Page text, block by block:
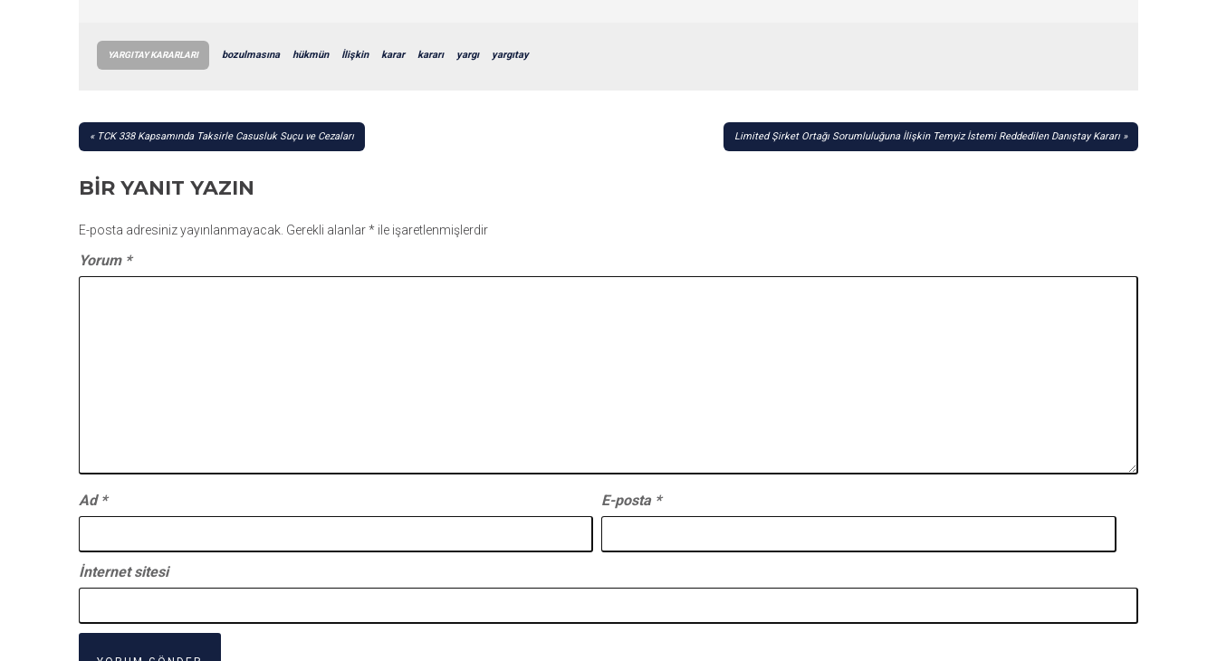
YARGITAY KARARLARI bozulmasına hükmün İlişkin karar kararı yargı yargıtay
YAZI
TCK 338 Kapsamında Taksirle Casusluk Suçu ve Cezaları Limited Şirket Ortağı Sorumluluğuna İlişkin Temyiz İstemi Reddedilen Danıştay Kararı
BIR YANIT YAZIN
E-posta adresiniz yayınlanmayacak. Gerekli alanlar* ile işaretlenmişlerdir
Yorum *
Ad * E-posta *
İnternet sitesi